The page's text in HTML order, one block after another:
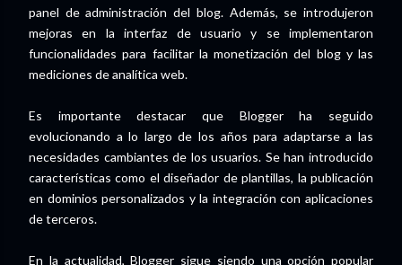
panel de administración del blog. Además, se introdujeron
mejoras en la interfaz de usuario y se implementaron
funcionalidades para facilitar la monetización del blog y las
mediciones de analítica web.
Es importante destacar que Blogger ha seguido
evolucionando a lo largo de los años para adaptarse a las
necesidades cambiantes de los usuarios. Se han introducido
características como el diseñador de plantillas, la publicación
en dominios personalizados y la integración con aplicaciones
de terceros.
En la actualidad, Blogger sigue siendo una opción popular